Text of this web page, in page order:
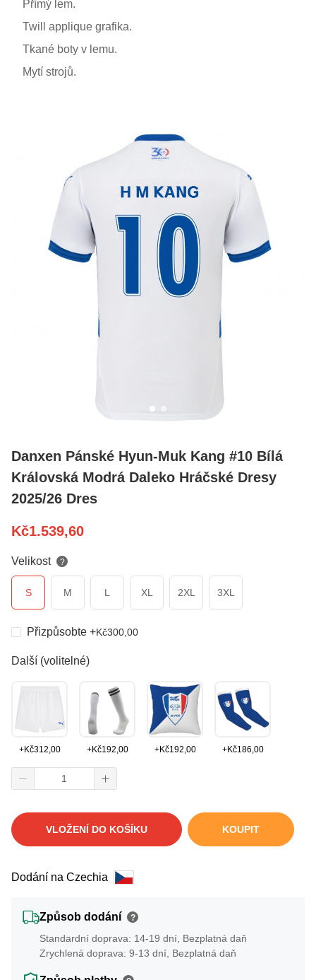
Přímý lem.
Twill applique grafika.
Tkané boty v lemu.
Mytí strojů.
Danxen Pánské Hyun-Muk Kang #10 Bílá
Královská Modrá Daleko Hráčské Dresy
2025/26 Dres
Kč1.539,60
Velikost ?
S M L XL 2XL 3XL
Přizpůsobte +Kč300,00
Další (volitelné)
+Kč312,00 +Kč192,00 +Kč192,00 +Kč186,00
VLOŽENÍ DO KOŠÍKU KOUPIT
Dodání na Czechia
Způsob dodání ?
Standardní doprava: 14-19 dní, Bezplatná daň
Zrychlená doprava: 9-13 dní, Bezplatná daň